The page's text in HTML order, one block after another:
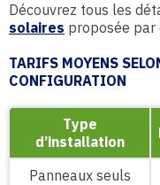
Découvrez tous les
solaires proposée par
TARIFS MOYENS
CONFIGURATION
Type
d’installation
Panneaux seuls